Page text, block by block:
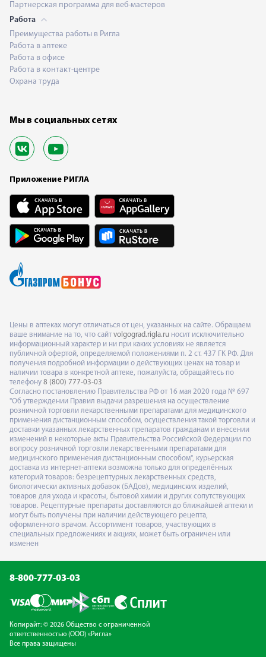
Партнерская программа для веб-мастеров
Работа
Преимущества работы в Ригла
Работа в аптеке
Работа в офисе
Работа в контакт-центре
Охрана труда
Мы в социальных сетях
Приложение РИГЛА
Цены в аптеках могут отличаться от цен, указанных на сайте. Обращаем
ваше внимание на то, что сайт volgograd.rigla.ru носит исключительно
информационный характер и ни при каких условиях не является
публичной офертой, определяемой положениями п. 2 ст. 437 ГК РФ. Для
получения подробной информации о действующих ценах на товар и
наличии товара в конкретной аптеке, пожалуйста, обращайтесь по
телефону 8 (800) 777-03-03
Согласно постановлению Правительства РФ от 16 мая 2020 года № 697
"Об утверждении Правил выдачи разрешения на осуществление
розничной торговли лекарственными препаратами для медицинского
применения дистанционным способом, осуществления такой торговли и
доставки указанных лекарственных препаратов гражданам и внесении
изменений в некоторые акты Правительства Российской Федерации по
вопросу розничной торговли лекарственными препаратами для
медицинского применения дистанционным способом", курьерская
доставка из интернет-аптеки возможна только для определённых
категорий товаров: безрецептурных лекарственных средств,
биологически активных добавок (БАДов), медицинских изделий,
товаров для ухода и красоты, бытовой химии и других сопутствующих
товаров. Рецептурные препараты доставляются до ближайшей аптеки и
могут быть получены при наличии действующего рецепта,
оформленного врачом. Ассортимент товаров, участвующих в
специальных предложениях и акциях, может быть ограничен или
изменен
8-800-777-03-03
Копирайт: © 2026 Общество с ограниченной
ответственностью (ООО) «Ригла»
Все права защищены